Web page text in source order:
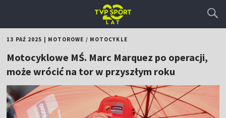
13 PAŹ 2025 MOTOROWE / MOTOCYKLE
Motocyklowe MŚ. Marc Marquez po operacji,
może wrócić na tor w przyszłym roku